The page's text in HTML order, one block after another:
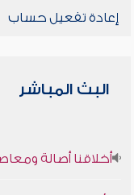
إعادة تفعيل حساب
البث المباشر
أخلاقنا أصالة